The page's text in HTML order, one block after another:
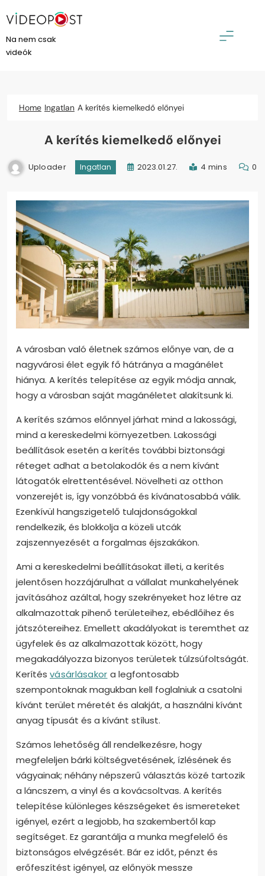
to
content
VideoPost
Na nem csak
videók
Home Ingatlan A kerítés kiemelkedő előnyei
A kerítés kiemelkedő előnyei
Uploader Ingatlan 2023.01.27. 4 mins 0
A városban való életnek számos előnye van, de a
nagyvárosi élet egyik fő hátránya a magánélet
hiánya. A kerítés telepítése az egyik módja annak,
hogy a városban saját magánéletet alakítsunk ki.
A kerítés számos előnnyel járhat mind a lakossági,
mind a kereskedelmi környezetben. Lakossági
beállítások esetén a kerítés további biztonsági
réteget adhat a betolakodók és a nem kívánt
látogatók elrettentésével. Növelheti az otthon
vonzerejét is, így vonzóbbá és kívánatosabbá válik.
Ezenkívül hangszigetelő tulajdonságokkal
rendelkezik, és blokkolja a közeli utcák
zajszennyezését a forgalmas éjszakákon.
Ami a kereskedelmi beállításokat illeti, a kerítés
jelentősen hozzájárulhat a vállalat munkahelyének
javításához azáltal, hogy szekrényeket hoz létre az
alkalmazottak pihenő területeihez, ebédlőihez és
játszótereihez. Emellett akadályokat is teremthet az
ügyfelek és az alkalmazottak között, hogy
megakadályozza bizonyos területek túlzsúfoltságát.
Kerítés vásárlásakor a legfontosabb
szempontoknak magukban kell foglalniuk a csatolni
kívánt terület méretét és alakját, a használni kívánt
anyag típusát és a kívánt stílust.
Számos lehetőség áll rendelkezésre, hogy
megfeleljen bárki költségvetésének, ízlésének és
vágyainak; néhány népszerű választás közé tartozik
a láncszem, a vinyl és a kovácsoltvas. A kerítés
telepítése különleges készségeket és ismereteket
igényel, ezért a legjobb, ha szakembertől kap
segítséget. Ez garantálja a munka megfelelő és
biztonságos elvégzését. Bár ez időt, pénzt és
erőfeszítést igényel, az előnyök messze